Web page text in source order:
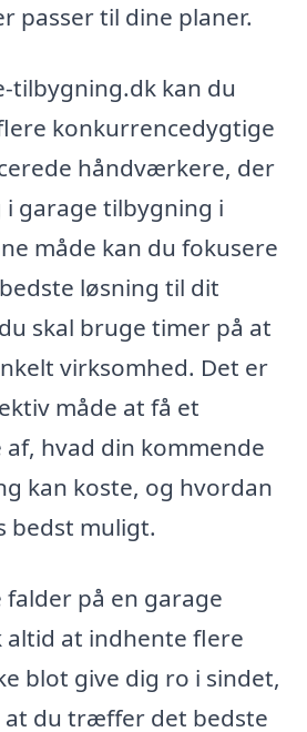
passer til dine planer.
tilbygning.dk kan du
konkurrencedygtige
håndværkere, der
i garage tilbygning i
måde kan du fokusere
løsning til dit
skal bruge timer på at
virksomhed. Det er
måde at få et
hvad din kommende
kan koste, og hvordan
bedst muligt.
falder på en garage
at indhente flere
blot give dig ro i sindet,
at du træffer det bedste